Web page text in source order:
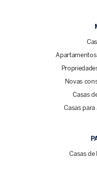
Apartamentos
Novas
Casas
Casas
Casas de